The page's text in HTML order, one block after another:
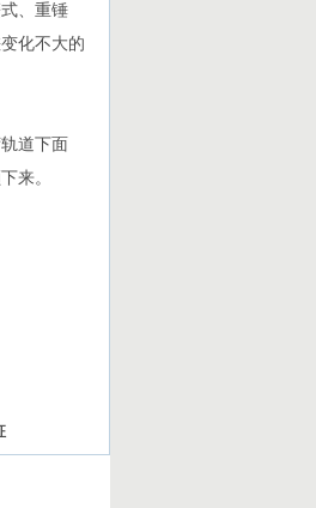
、重锤
化不大的
道下面
来。